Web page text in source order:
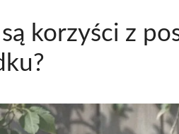
korzyści z